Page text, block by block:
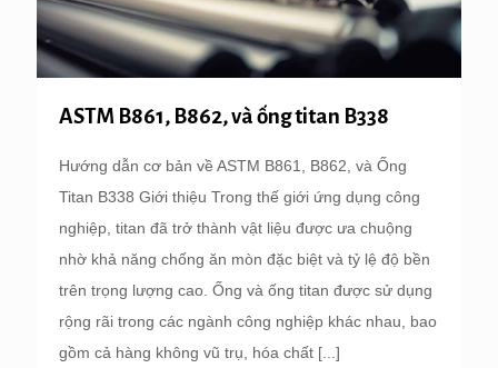
ASTM B861, B862, và ống titan B338
Hướng dẫn cơ bản về ASTM B861, B862, và Ống
Titan B338 Giới thiệu Trong thế giới ứng dụng công
nghiệp, titan đã trở thành vật liệu được ưa chuộng
nhờ khả năng chống ăn mòn đặc biệt và tỷ lệ độ bền
trên trọng lượng cao. Ống và ống titan được sử dụng
rộng rãi trong các ngành công nghiệp khác nhau, bao
gồm cả hàng không vũ trụ, hóa chất [...]